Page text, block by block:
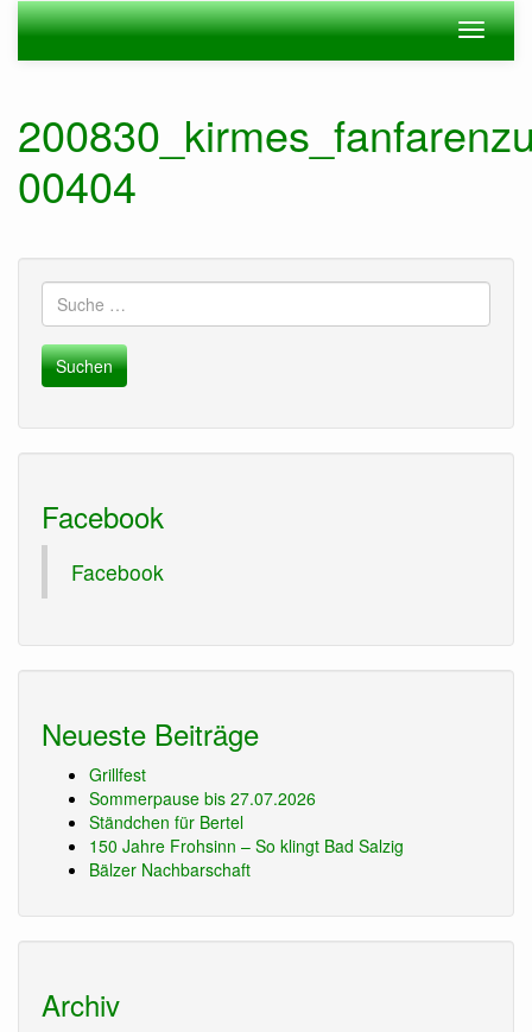
Zum
Hauptinhalt
springen
Navigation
ein-/
00404
Suche
nach:
Facebook
Facebook
Neueste Beiträge
Grillfest
Sommerpause bis 27.07.2026
Ständchen für Bertel
150 Jahre Frohsinn – So klingt Bad Salzig
Bälzer Nachbarschaft
Archiv